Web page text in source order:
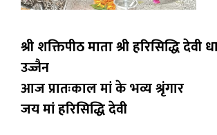
श्री शक्तिपीठ माता श्री हरिसिद्धि देवी
उज्जैन
आज प्रातःकाल मां के भव्य श्रृंगार
जय मां हरिसिद्धि देवी